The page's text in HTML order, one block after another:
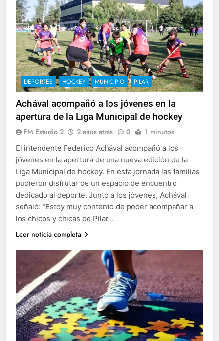
DEPORTES HOCKEY MUNICIPIO PILAR
Achával acompañó a los jóvenes en la
apertura de la Liga Municipal de hockey
FM Estudio 2 2 años atrás 0 1 minutos
El intendente Federico Achával acompañó a los
jóvenes en la apertura de una nueva edición de la
Liga Municipal de hockey. En esta jornada las familias
pudieron disfrutar de un espacio de encuentro
dedicado al deporte. Junto a los jóvenes, Achával
señaló: “Estoy muy contento de poder acompañar a
los chicos y chicas de Pilar…
Leer noticia completa